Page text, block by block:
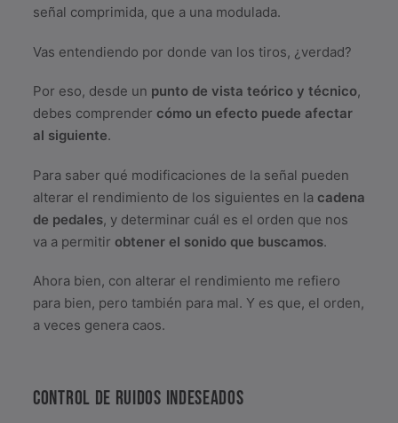
señal comprimida, que a una modulada.
Vas entendiendo por donde van los tiros, ¿verdad?
Por eso, desde un punto de vista teórico y técnico,
debes comprender cómo un efecto puede afectar
al siguiente.
Para saber qué modificaciones de la señal pueden
alterar el rendimiento de los siguientes en la cadena
de pedales, y determinar cuál es el orden que nos
va a permitir obtener el sonido que buscamos.
Ahora bien, con alterar el rendimiento me refiero
para bien, pero también para mal. Y es que, el orden,
a veces genera caos.
CONTROL DE RUIDOS INDESEADOS